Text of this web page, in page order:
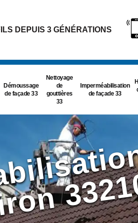
DEPUIS 3 GÉNÉRATIONS
Démoussage
de façade 33
Nettoyage
de
gouttières
33
Imperméabilisation
de façade 33